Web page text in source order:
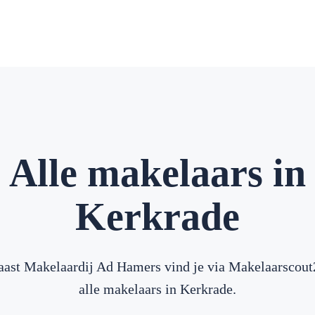
Alle makelaars in
Kerkrade
Makelaardij Ad Hamers vind je via
alle makelaars in Kerkrade.